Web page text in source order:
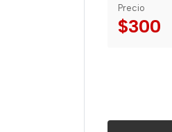
Precio
$300